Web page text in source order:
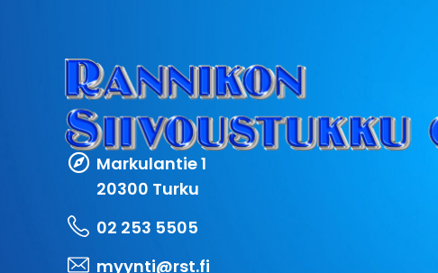
Markulantie 1
20300 Turku
02 253 5505
myynti@rst.fi